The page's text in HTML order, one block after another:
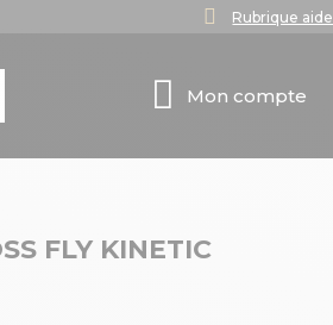
Rubrique aide
Mon compte
FLY KINETIC